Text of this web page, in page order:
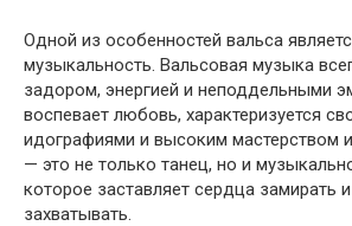
Одной из особенностей вальса
музыкальность. Вальсовая музыка
задором, энергией и неподдельными
воспевает любовь, характеризуется
идографиями и высоким мастерством
— это не только танец, но и
которое заставляет сердца замирать
захватывать.